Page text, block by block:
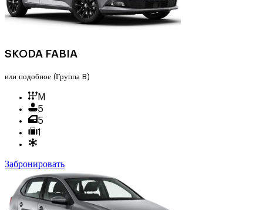
SKODA FABIA
или подобное (Группа B)
M
5
5
1
Забронировать